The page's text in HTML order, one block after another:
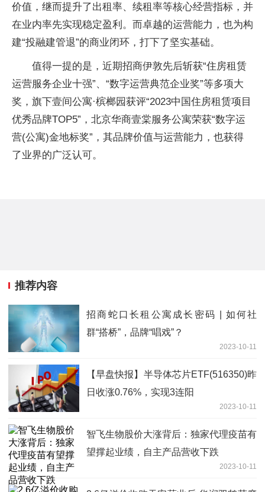
价值，继而提升了出租率、续租率等核心经营指标，并
在业内率先实现稳定盈利。而卓越的运营能力，也为构
建“投融建管退”的商业闭环，打下了坚实基础。
值得一提的是，近期招商伊敦先后斩获“住房租赁
运营服务企业十强”、“数字运营典范企业奖”等多项大
奖，旗下壹间公寓·槟榔园获评“2023中国住房租赁项目
优秀品牌TOP5”，北京华商壹棠服务公寓荣获“数字运
营(公寓)金地标奖”，其品牌价值与运营能力，也获得
了业界的广泛认可。
推荐内容
招商蛇口长租公寓成长密码 | 如何社
群“搭桥”，品牌“唱戏”？
2023-10-11
【早盘快报】半导体芯片ETF(516350)昨
日收涨0.76%，实现3连阳
2023-10-11
智飞生物股价大涨背后：独家代理疫苗有
望撑起业绩，自主产品营收下跌
2023-10-11